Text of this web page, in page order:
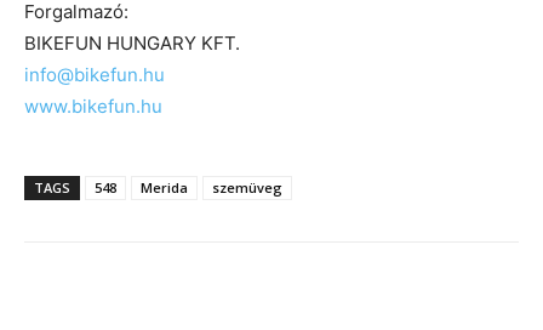
Forgalmazó:
BIKEFUN HUNGARY KFT.
info@bikefun.hu
www.bikefun.hu
TAGS 548 Merida szemüveg